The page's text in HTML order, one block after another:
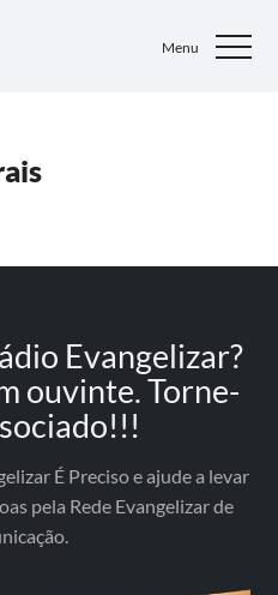
Evangelizar?
ouvinte. Torne-
É Preciso e ajude a levar
pela Rede Evangelizar de